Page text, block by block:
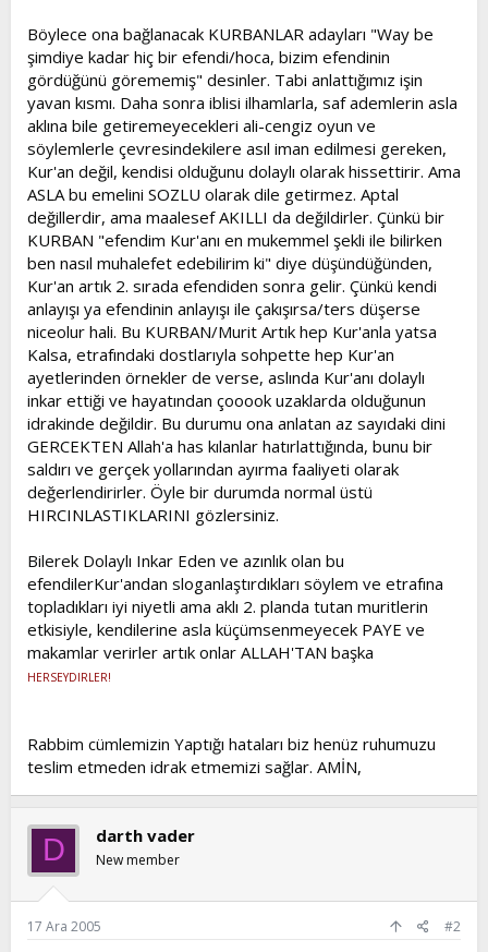
Böylece ona bağlanacak KURBANLAR adayları "Way be
şimdiye kadar hiç bir efendi/hoca, bizim efendinin
gördüğünü görememiş" desinler. Tabi anlattığımız işin
yavan kısmı. Daha sonra iblisi ilhamlarla, saf ademlerin asla
aklına bile getiremeyecekleri ali-cengiz oyun ve
söylemlerle çevresindekilere asıl iman edilmesi gereken,
Kur'an değil, kendisi olduğunu dolaylı olarak hissettirir. Ama
ASLA bu emelini SOZLU olarak dile getirmez. Aptal
değillerdir, ama maalesef AKILLI da değildirler. Çünkü bir
KURBAN "efendim Kur'anı en mukemmel şekli ile bilirken
ben nasıl muhalefet edebilirim ki" diye düşündüğünden,
Kur'an artık 2. sırada efendiden sonra gelir. Çünkü kendi
anlayışı ya efendinin anlayışı ile çakışırsa/ters düşerse
niceolur hali. Bu KURBAN/Murit Artık hep Kur'anla yatsa
Kalsa, etrafındaki dostlarıyla sohpette hep Kur'an
ayetlerinden örnekler de verse, aslında Kur'anı dolaylı
inkar ettiği ve hayatından çooook uzaklarda olduğunun
idrakinde değildir. Bu durumu ona anlatan az sayıdaki dini
GERCEKTEN Allah'a has kılanlar hatırlattığında, bunu bir
saldırı ve gerçek yollarından ayırma faaliyeti olarak
değerlendirirler. Öyle bir durumda normal üstü
HIRCINLASTIKLARINI gözlersiniz.
Bilerek Dolaylı Inkar Eden ve azınlık olan bu
efendilerKur'andan sloganlaştırdıkları söylem ve etrafına
topladıkları iyi niyetli ama aklı 2. planda tutan muritlerin
etkisiyle, kendilerine asla küçümsenmeyecek PAYE ve
makamlar verirler artık onlar ALLAH'TAN başka
HERSEYDIRLER!
Rabbim cümlemizin Yaptığı hataları biz henüz ruhumuzu
teslim etmeden idrak etmemizi sağlar. AMİN,
D darth vader
New member
17 Ara 2005 #2